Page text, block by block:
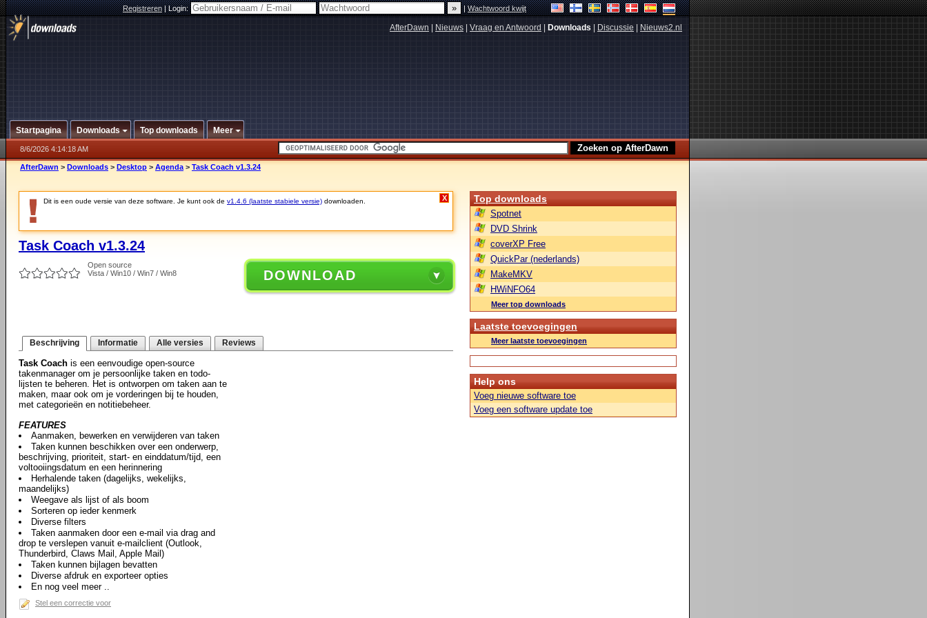
Registreren|Login: |Wachtwoord kwijt
AfterDawn Nieuws Vraag en Antwoord Downloads Discussie Nieuws2.nl
Startpagina Downloads Top downloads Meer
8/6/2026 4:14:18 AM
AfterDawn > Downloads > Desktop > Agenda > Task Coach v1.3.24
Dit is een oude versie van deze software. Je kunt ook de v1.4.6 (laatste stabiele versie) downloaden. X
Task Coach v1.3.24
Open source
Vista / Win10 / Win7 / Win8
DOWNLOAD
Beschrijving Informatie Alle versies Reviews
Task Coach is een eenvoudige open-source
takenmanager om je persoonlijke taken en todo-
lijsten te beheren. Het is ontworpen om taken aan te
maken, maar ook om je vorderingen bij te houden,
met categorieën en notitiebeheer.
FEATURES
Aanmaken, bewerken en verwijderen van taken
Taken kunnen beschikken over een onderwerp,
beschrijving, prioriteit, start- en einddatum/tijd, een
voltooiingsdatum en een herinnering
Herhalende taken (dagelijks, wekelijks,
maandelijks)
Weegave als lijst of als boom
Sorteren op ieder kenmerk
Diverse filters
Taken aanmaken door een e-mail via drag and
drop te verslepen vanuit e-mailclient (Outlook,
Thunderbird, Claws Mail, Apple Mail)
Taken kunnen bijlagen bevatten
Diverse afdruk en exporteer opties
En nog veel meer ..
Stel een correctie voor
Top downloads
Spotnet
DVD Shrink
coverXP Free
QuickPar (nederlands)
MakeMKV
HWiNFO64
Meer top downloads
Laatste toevoegingen
Meer laatste toevoegingen
Help ons
Voeg nieuwe software toe
Voeg een software update toe